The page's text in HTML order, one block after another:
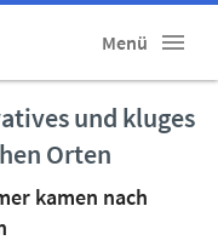
Menü
und kluges
Orten
kamen nach